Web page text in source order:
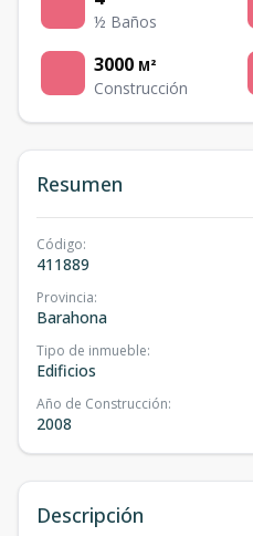
½ Baños
3000 M²
Construcción
Resumen
Código:
411889
Provincia:
Barahona
Tipo de inmueble:
Edificios
Año de Construcción:
2008
Descripción